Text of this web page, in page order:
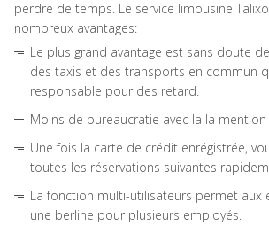
perdre de temps. Le service limousine
nombreux avantages:
Le plus grand avantage est sans doute
des taxis et des transports en commun
responsable pour des retard.
Moins de bureaucratie avec la la mention
Une fois la carte de crédit enrégistrée,
toutes les réservations suivantes
La fonction multi-utilisateurs permet aux
une berline pour plusieurs employés.